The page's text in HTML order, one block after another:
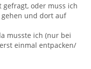
oder muss ich
und dort auf
musste ich (nur bei
einmal entpacken/